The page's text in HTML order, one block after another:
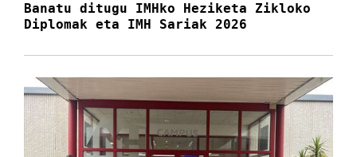
Banatu ditugu IMHko Heziketa Zikloko
Diplomak eta IMH Sariak 2026